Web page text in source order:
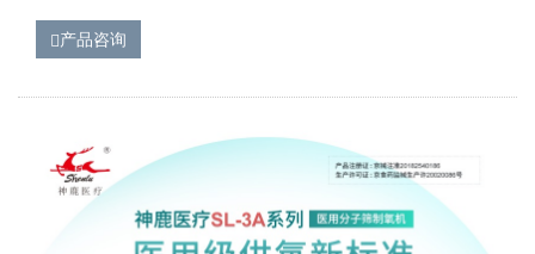
产品咨询